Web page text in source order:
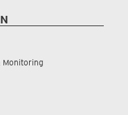
Monitoring